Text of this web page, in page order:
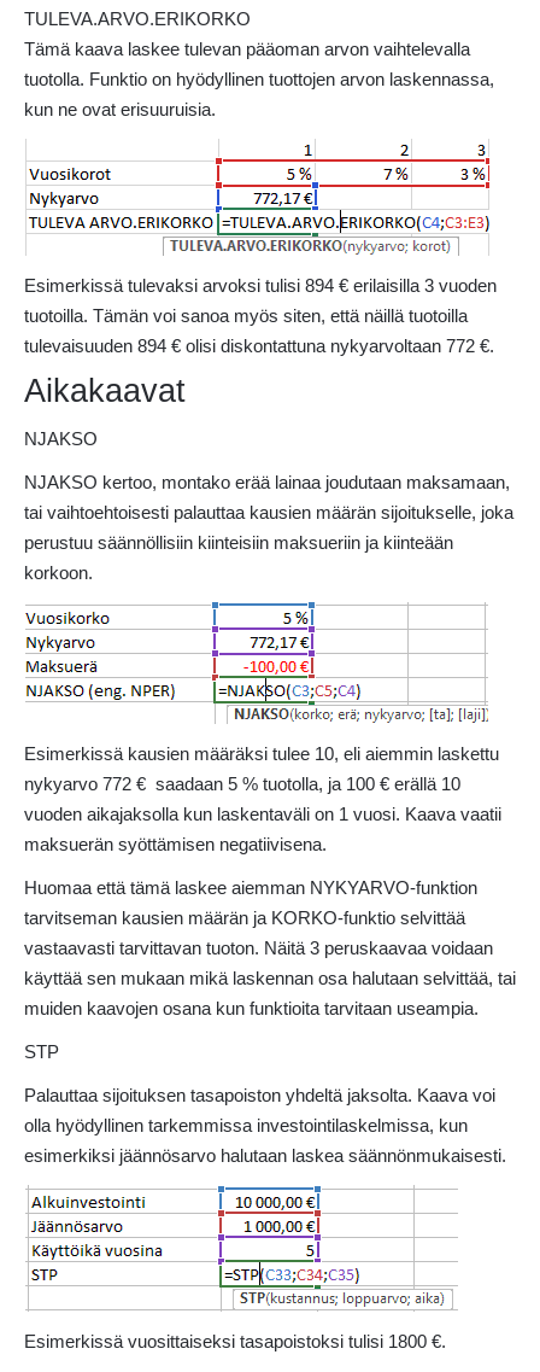
TULEVA.ARVO.ERIKORKO
Tämä kaava laskee tulevan pääoman arvon vaihtelevalla
tuotolla. Funktio on hyödyllinen tuottojen arvon laskennassa,
kun ne ovat erisuuruisia.
Esimerkissä tulevaksi arvoksi tulisi 894 € erilaisilla 3 vuoden
tuotoilla. Tämän voi sanoa myös siten, että näillä tuotoilla
tulevaisuuden 894 € olisi diskontattuna nykyarvoltaan 772 €.
Aikakaavat
NJAKSO
NJAKSO kertoo, montako erää lainaa joudutaan maksamaan,
tai vaihtoehtoisesti palauttaa kausien määrän sijoitukselle, joka
perustuu säännöllisiin kiinteisiin maksueriin ja kiinteään
korkoon.
Esimerkissä kausien määräksi tulee 10, eli aiemmin laskettu
nykyarvo 772 € saadaan 5 % tuotolla, ja 100 € erällä 10
vuoden aikajaksolla kun laskentaväli on 1 vuosi. Kaava vaatii
maksuerän syöttämisen negatiivisena.
Huomaa että tämä laskee aiemman NYKYARVO-funktion
tarvitseman kausien määrän ja KORKO-funktio selvittää
vastaavasti tarvittavan tuoton. Näitä 3 peruskaavaa voidaan
käyttää sen mukaan mikä laskennan osa halutaan selvittää, tai
muiden kaavojen osana kun funktioita tarvitaan useampia.
STP
Palauttaa sijoituksen tasapoiston yhdeltä jaksolta. Kaava voi
olla hyödyllinen tarkemmissa investointilaskelmissa, kun
esimerkiksi jäännösarvo halutaan laskea säännönmukaisesti.
Esimerkissä vuosittaiseksi tasapoistoksi tulisi 1800 €.